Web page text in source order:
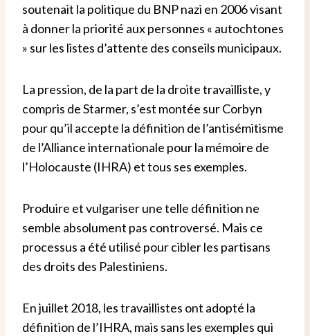
soutenait la politique du BNP nazi en 2006 visant
à donner la priorité aux personnes « autochtones
» sur les listes d’attente des conseils municipaux.
La pression, de la part de la droite travailliste, y
compris de Starmer, s’est montée sur Corbyn
pour qu’il accepte la définition de l’antisémitisme
de l’Alliance internationale pour la mémoire de
l’Holocauste (IHRA) et tous ses exemples.
Produire et vulgariser une telle définition ne
semble absolument pas controversé. Mais ce
processus a été utilisé pour cibler les partisans
des droits des Palestiniens.
En juillet 2018, les travaillistes ont adopté la
définition de l’IHRA, mais sans les exemples qui